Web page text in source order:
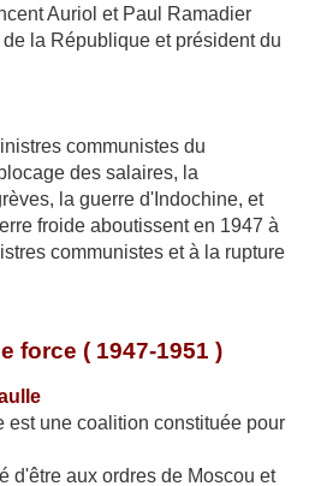
Auriol et Paul Ramadier
la République et président du
communistes du
des salaires, la
la guerre d'Indochine, et
froide aboutissent en 1947 à
communistes et à la rupture
force ( 1947-1951 )
est une coalition constituée pour
aux ordres de Moscou et